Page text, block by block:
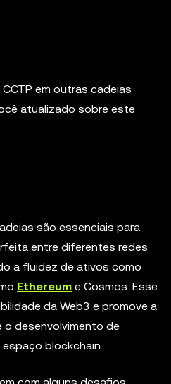
em outras cadeias
atualizado sobre este
são essenciais para
entre diferentes redes
a fluidez de ativos como
Ethereum e Cosmos. Esse
da Web3 e promove a
o desenvolvimento de
blockchain.